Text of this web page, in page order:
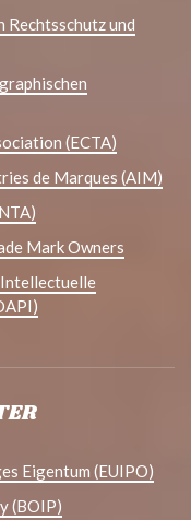
und
(ECTA)
de Marques (AIM)
Mark Owners
Eigentum (EUIPO)
(BOIP)